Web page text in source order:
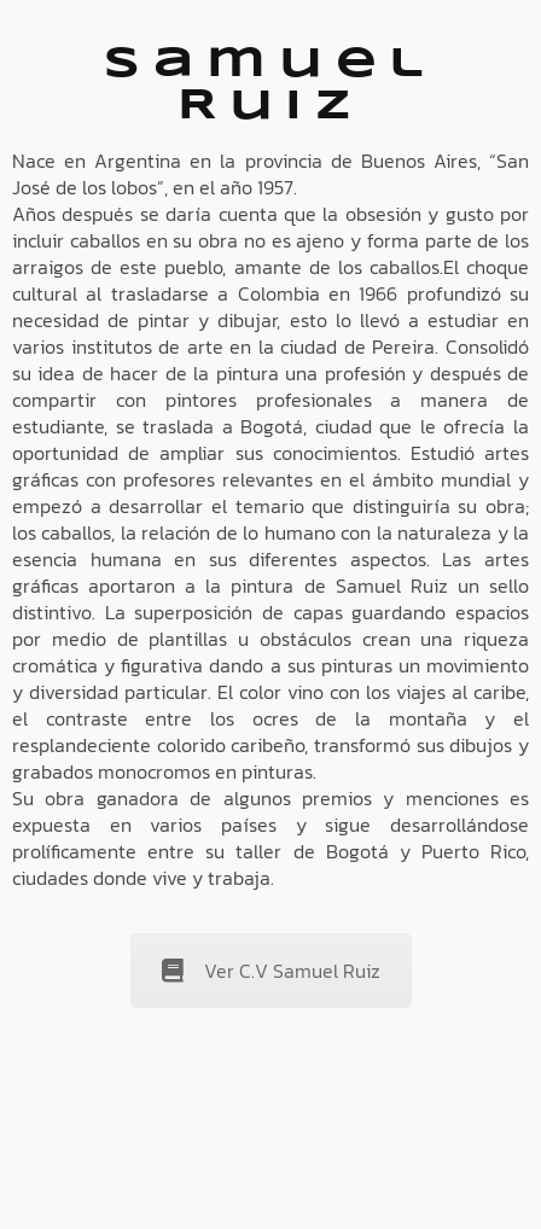
Samuel
Ruiz
Nace en Argentina en la provincia de Buenos Aires, “San
José de los lobos”, en el año 1957.
Años después se daría cuenta que la obsesión y gusto por
incluir caballos en su obra no es ajeno y forma parte de los
arraigos de este pueblo, amante de los caballos.El choque
cultural al trasladarse a Colombia en 1966 profundizó su
necesidad de pintar y dibujar, esto lo llevó a estudiar en
varios institutos de arte en la ciudad de Pereira. Consolidó
su idea de hacer de la pintura una profesión y después de
compartir con pintores profesionales a manera de
estudiante, se traslada a Bogotá, ciudad que le ofrecía la
oportunidad de ampliar sus conocimientos. Estudió artes
gráficas con profesores relevantes en el ámbito mundial y
empezó a desarrollar el temario que distinguiría su obra;
los caballos, la relación de lo humano con la naturaleza y la
esencia humana en sus diferentes aspectos. Las artes
gráficas aportaron a la pintura de Samuel Ruiz un sello
distintivo. La superposición de capas guardando espacios
por medio de plantillas u obstáculos crean una riqueza
cromática y figurativa dando a sus pinturas un movimiento
y diversidad particular. El color vino con los viajes al caribe,
el contraste entre los ocres de la montaña y el
resplandeciente colorido caribeño, transformó sus dibujos y
grabados monocromos en pinturas.
Su obra ganadora de algunos premios y menciones es
expuesta en varios países y sigue desarrollándose
prolíficamente entre su taller de Bogotá y Puerto Rico,
ciudades donde vive y trabaja.
Ver C.V Samuel Ruiz